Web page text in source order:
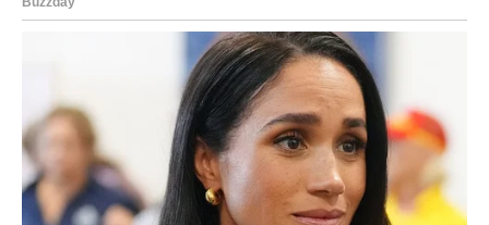
odnosi postaju mnogo mirniji.
Trud vam donosi nagradu
Pred vama su mnogo ljepši dani.
VODOLIJA